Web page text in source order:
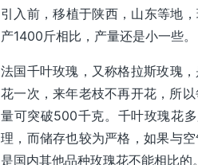
引入前，移植于陕西，山东等地
产1400斤相比，产量还是小一些。
法国千叶玫瑰，又称格拉斯玫瑰
花一次，来年老枝不再开花，所
量可突破500千克。千叶玫瑰花
理，而储存也较为严格，如果与
是国内其他品种玫瑰花不能相比的